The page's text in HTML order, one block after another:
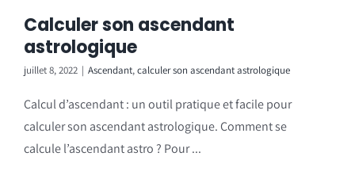
Calculer son ascendant
astrologique
juillet 8, 2022 | Ascendant,calculer son ascendant astrologique
Calcul d’ascendant : un outil pratique et facile pour
calculer son ascendant astrologique. Comment se
calcule l’ascendant astro ? Pour ...